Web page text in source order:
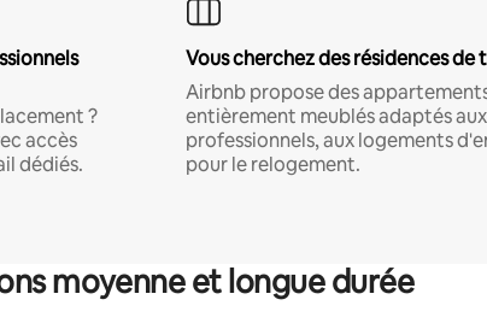
?
accès
dédiés.
Vous cherchez des résidences de
Airbnb propose des
entièrement meublés adaptés aux
professionnels, aux logements
pour le relogement.
moyenne et longue durée